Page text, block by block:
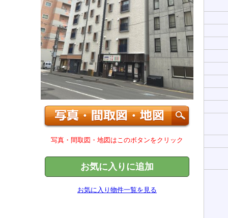
写真・間取図・地図はこのボタンをクリック
お気に入りに追加
お気に入り物件一覧を見る